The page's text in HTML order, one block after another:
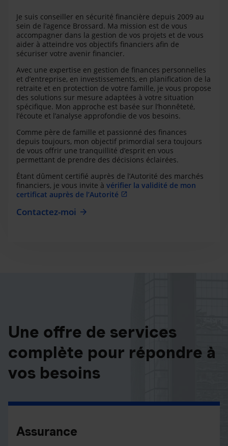
Je suis conseiller en sécurité financière depuis 2009 au
sein de l’agence Brossard. Ma mission est de vous
accompagner dans la gestion de vos projets et de vous
aider à atteindre vos objectifs financiers afin de
sécuriser votre avenir financier.
Avec une expertise en gestion de finances personnelles
et d’entreprise, en investissements, en planification de la
retraite et en protection de votre famille, je vous propose
des solutions sur mesure adaptées à votre situation
spécifique. Mon approche est basée sur l’honnêteté,
l’écoute et l’analyse approfondie de vos besoins.
Comme père de famille et passionné des finances
depuis toujours, mon objectif primordial sera toujours
de vous offrir une tranquillité d’esprit en vous
permettant de prendre des décisions éclairées.
Étant dûment certifié auprès de l’Autorité des marchés
financiers, je vous invite à vérifier la validité de mon
certificat auprès de l’Autorité
Contactez-moi
Une offre de services
complète pour répondre à
vos besoins
Assurance